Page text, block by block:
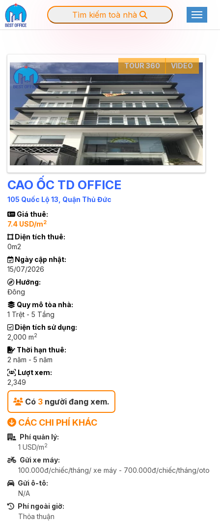
Tìm kiếm toà nhà
TOUR 360 VIDEO
CAO ỐC TD OFFICE
105 Quốc Lộ 13, Quận Thủ Đức
Giá thuê:
7.4 USD/m2
Diện tích thuê:
0m2
Ngày cập nhật:
15/07/2026
Hướng:
Đông
Quy mô tòa nhà:
1 Trệt - 5 Tầng
Diện tích sử dụng:
2,000 m2
Thời hạn thuê:
2 năm - 5 năm
Lượt xem:
2,349
Có 3 người đang xem.
CÁC CHI PHÍ KHÁC
Phí quản lý:
1 USD/m2
Gửi xe máy:
100.000đ/chiếc/tháng/ xe máy - 700.000đ/chiếc/tháng/oto
Gửi ô-tô:
N/A
Phí ngoài giờ:
Thỏa thuận